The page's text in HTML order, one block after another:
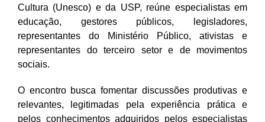
Cultura (Unesco) e da USP, reúne especialistas em
educação, gestores públicos, legisladores,
representantes do Ministério Público, ativistas e
representantes do terceiro setor e de movimentos
sociais.
O encontro busca fomentar discussões produtivas e
relevantes, legitimadas pela experiência prática e
pelos conhecimentos adquiridos pelos especialistas